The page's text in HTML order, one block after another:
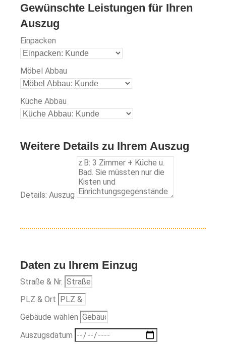
Gewünschte Leistungen für Ihren
Auszug
Einpacken
Möbel Abbau
Küche Abbau
Weitere Details zu Ihrem Auszug
Details: Auszug
Daten zu Ihrem Einzug
Straße & Nr.
PLZ & Ort
Gebäude wählen
Auszugsdatum